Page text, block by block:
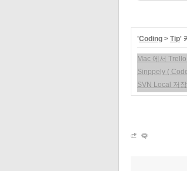
'Coding > Tip'
Mac 에서
Sinppely (
SVN Local 저